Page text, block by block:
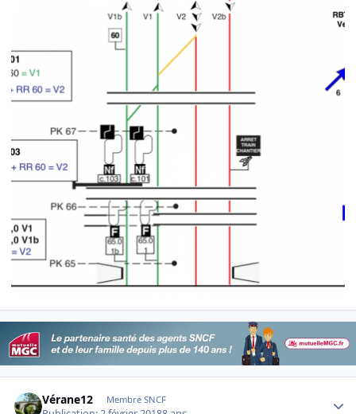
Vérane12 Membre SNCF